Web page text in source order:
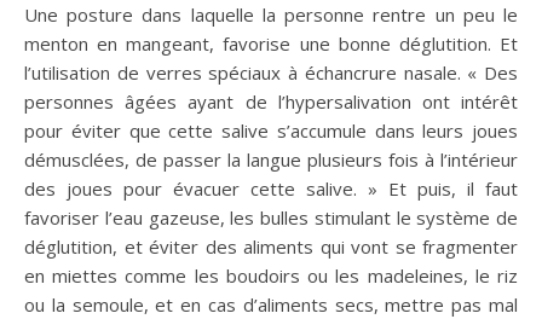
Une posture dans laquelle la personne rentre un peu le
menton en mangeant, favorise une bonne déglutition. Et
l’utilisation de verres spéciaux à échancrure nasale. « Des
personnes âgées ayant de l’hypersalivation ont intérêt
pour éviter que cette salive s’accumule dans leurs joues
démusclées, de passer la langue plusieurs fois à l’intérieur
des joues pour évacuer cette salive. » Et puis, il faut
favoriser l’eau gazeuse, les bulles stimulant le système de
déglutition, et éviter des aliments qui vont se fragmenter
en miettes comme les boudoirs ou les madeleines, le riz
ou la semoule, et en cas d’aliments secs, mettre pas mal